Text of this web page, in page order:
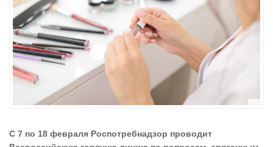
С 7 по 18 февраля Роспотребнадзор проводит